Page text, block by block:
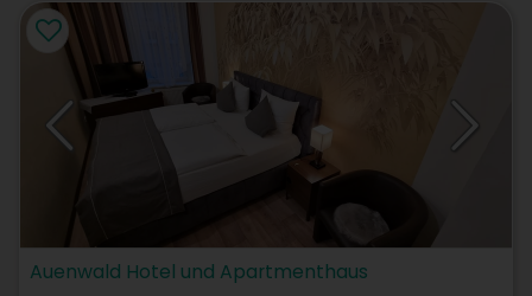
Auenwald Hotel und Apartmenthaus